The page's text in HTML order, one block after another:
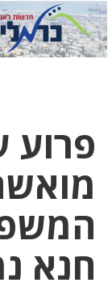
פרוע
חנא